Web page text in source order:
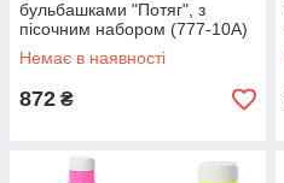
бульбашками "Потяг", з
пісочним набором (777-10A)
Немає в наявності
872 ₴